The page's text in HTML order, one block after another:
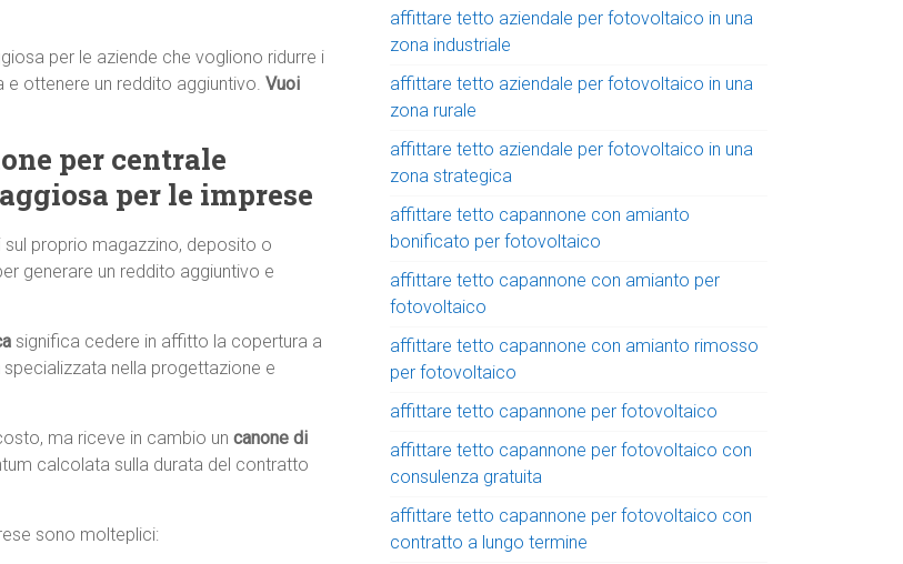
per le aziende che vogliono ridurre i
e ottenere un reddito aggiuntivo. Vuoi
per centrale
per le imprese
proprio magazzino, deposito o
generare un reddito aggiuntivo e
significa cedere in affitto la copertura a
specializzata nella progettazione e
ma riceve in cambio un canone di
calcolata sulla durata del contratto
sono molteplici:
affittare tetto aziendale per fotovoltaico in una
zona industriale
affittare tetto aziendale per fotovoltaico in una
zona rurale
affittare tetto aziendale per fotovoltaico in una
zona strategica
affittare tetto capannone con amianto
bonificato per fotovoltaico
affittare tetto capannone con amianto per
fotovoltaico
affittare tetto capannone con amianto rimosso
per fotovoltaico
affittare tetto capannone per fotovoltaico
affittare tetto capannone per fotovoltaico con
consulenza gratuita
affittare tetto capannone per fotovoltaico con
contratto a lungo termine